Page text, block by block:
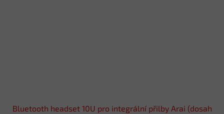
Bluetooth headset 10U pro integrální přilby Arai (dosah